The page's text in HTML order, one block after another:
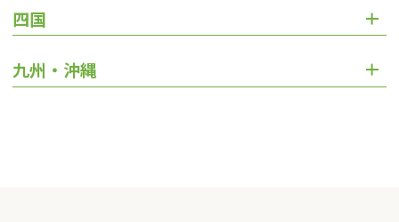
四国
九州・沖縄